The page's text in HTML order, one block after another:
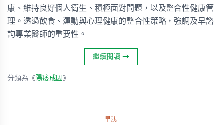
康、維持良好個人衛生、積極面對問題，以及整合性健康管
理。透過飲食、運動與心理健康的整合性策略，強調及早諮
詢專業醫師的重要性。
繼續閱讀 →
分類為《 陽痿成因 》
早洩